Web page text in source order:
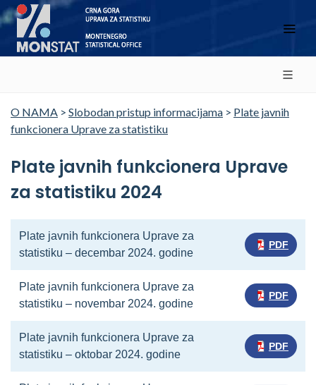
O NAMA > Slobodan pristup informacijama > Plate javnih
funkcionera Uprave za statistiku
Plate javnih funkcionera Uprave
za statistiku 2024
Plate javnih funkcionera Uprave za
statistiku – decembar 2024. godine
PDF
Plate javnih funkcionera Uprave za
statistiku – novembar 2024. godine
PDF
Plate javnih funkcionera Uprave za
statistiku – oktobar 2024. godine
PDF